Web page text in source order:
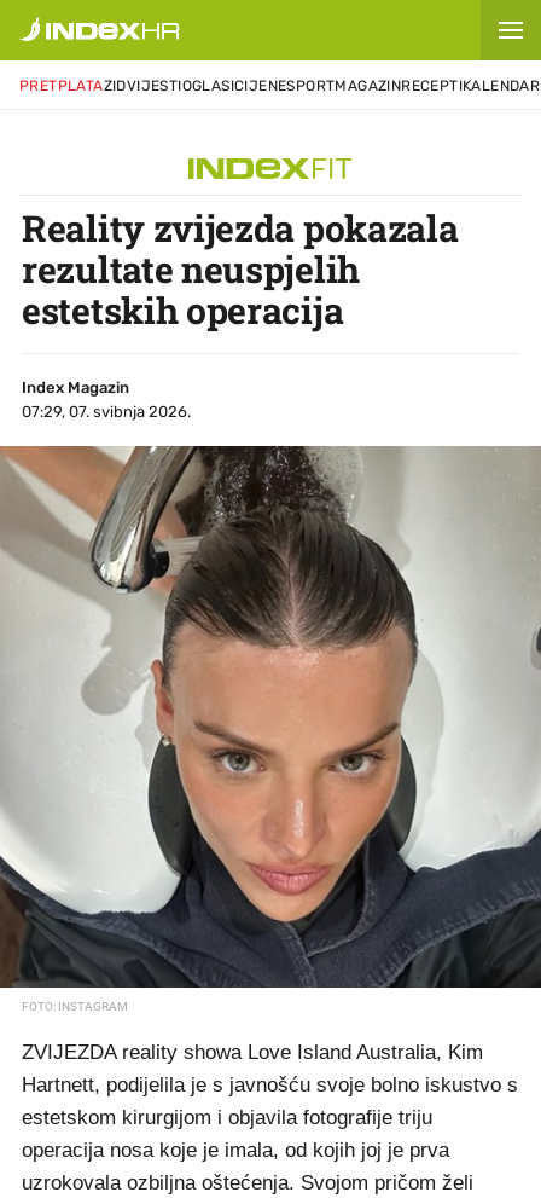
PRETPLATAZIDVIJESTIOGLASICIJENESPORTMAGAZINRECEPTIKALENDAR
Reality zvijezda pokazala
rezultate neuspjelih
estetskih operacija
Index Magazin
07:29, 07. svibnja 2026.
FOTO: INSTAGRAM
ZVIJEZDA reality showa Love Island Australia, Kim
Hartnett, podijelila je s javnošću svoje bolno iskustvo s
estetskom kirurgijom i objavila fotografije triju
operacija nosa koje je imala, od kojih joj je prva
uzrokovala ozbiljna oštećenja. Svojom pričom želi